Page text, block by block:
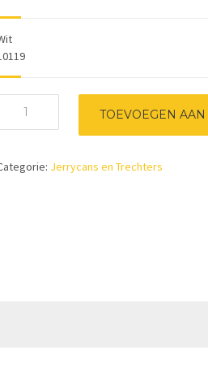
Waterkan
TOEVOEGEN
Jerrycans en Trechters